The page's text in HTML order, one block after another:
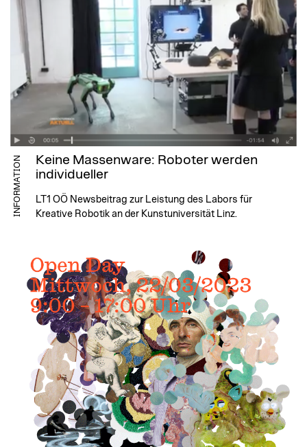
INFORMATION
Keine Massenware: Roboter werden
individueller
LT1 OÖ Newsbeitrag zur Leistung des Labors für
Kreative Robotik an der Kunstuniversität Linz.